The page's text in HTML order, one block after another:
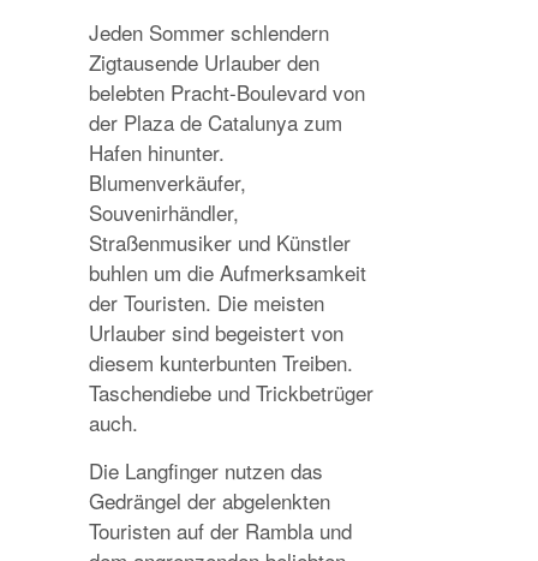
Jeden Sommer schlendern
Zigtausende Urlauber den
belebten Pracht-Boulevard von
der Plaza de Catalunya zum
Hafen hinunter.
Blumenverkäufer,
Souvenirhändler,
Straßenmusiker und Künstler
buhlen um die Aufmerksamkeit
der Touristen. Die meisten
Urlauber sind begeistert von
diesem kunterbunten Treiben.
Taschendiebe und Trickbetrüger
auch.
Die Langfinger nutzen das
Gedrängel der abgelenkten
Touristen auf der Rambla und